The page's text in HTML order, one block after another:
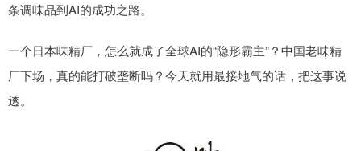
条调味品到AI的成功之路。
一个日本味精厂，怎么就成了全球AI的“隐形霸主”？中国老味精
厂下场，真的能打破垄断吗？今天就用最接地气的话，把这事说
透。